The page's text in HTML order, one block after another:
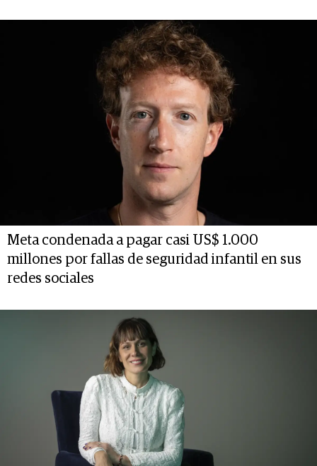
Meta condenada a pagar casi US$ 1.000
millones por fallas de seguridad infantil en sus
redes sociales